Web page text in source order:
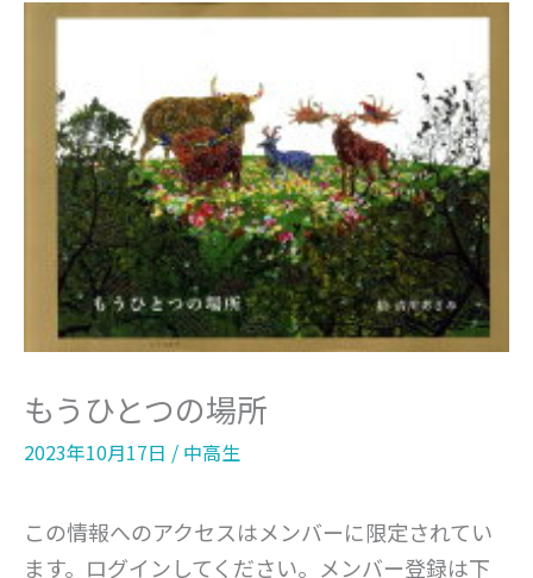
もうひとつの場所
2023年10月17日 / 中高生
この情報へのアクセスはメンバーに限定されてい
ます。ログインしてください。メンバー登録は下